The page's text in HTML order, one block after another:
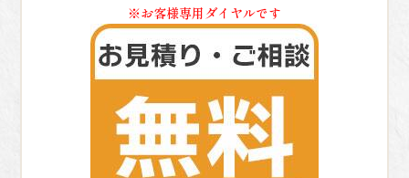
※お客様専用ダイヤルです